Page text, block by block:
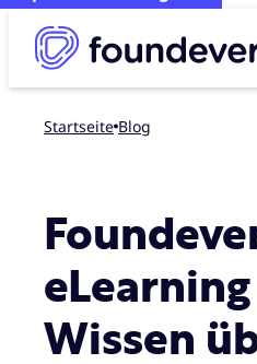
Startseite blog
Wissen